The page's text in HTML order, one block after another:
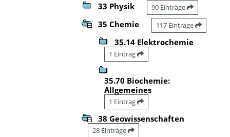
33 Physik 90 Einträge
35 Chemie 117 Einträge
35.14 Elektrochemie
1 Eintrag
35.70 Biochemie:
Allgemeines
1 Eintrag
38 Geowissenschaften
28 Einträge